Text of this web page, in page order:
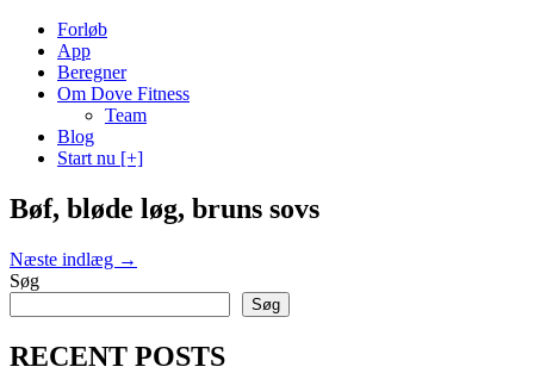
Forløb
App
Beregner
Om Dove Fitness
Team
Blog
Start nu [+]
Bøf, bløde løg, bruns sovs
Indlægsnavigation
Næste indlæg →
Søg
Søg
RECENT POSTS